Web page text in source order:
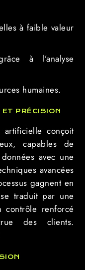
à faible valeur
à l’analyse
humaines.
PRÉCISION
conçoit
capables de
avec une
avancées
gagnent en
traduit par une
contrôle renforcé
des clients.